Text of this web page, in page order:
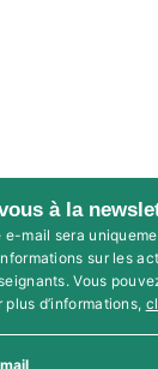
à la
e-mail sera
sur les
Vous
plus d’informations,